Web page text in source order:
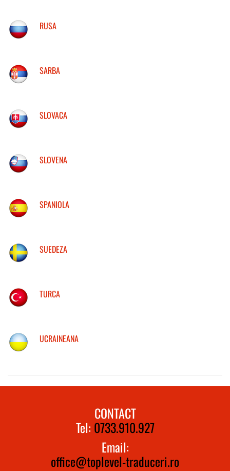
RUSA
SARBA
SLOVACA
SLOVENA
SPANIOLA
SUEDEZA
TURCA
UCRAINEANA
CONTACT
Tel: 0733.910.927
Email:
office@toplevel-traduceri.ro